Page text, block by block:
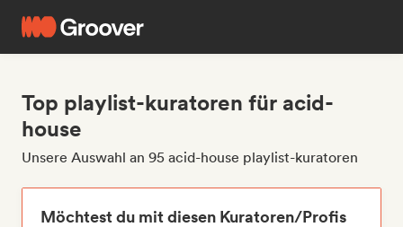
Top playlist-kuratoren für acid-
house
Unsere Auswahl an 95 acid-house playlist-kuratoren
Möchtest du mit diesen Kuratoren/Profis